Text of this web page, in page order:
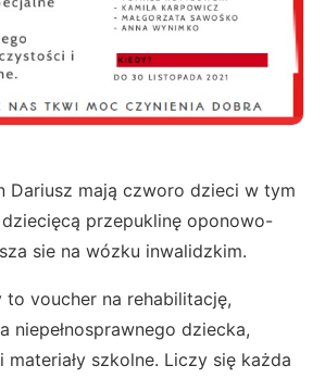
Dariusz mają czworo dzieci w tym
przepuklinę oponowo-
sie na wózku inwalidzkim.
voucher na rehabilitację,
niepełnosprawnego dziecka,
szkolne. Liczy się każda